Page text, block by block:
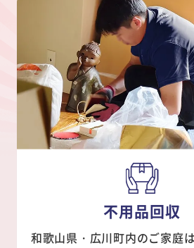
不用品回収
和歌山県・広川町内のご家庭